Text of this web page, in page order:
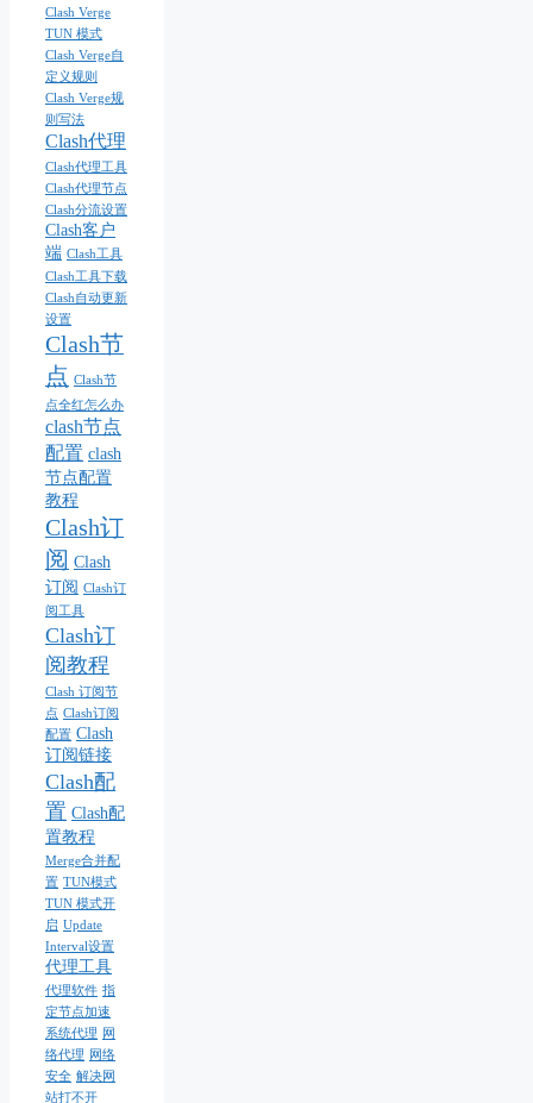
Clash Verge
TUN 模式
Clash Verge自
定义规则
Clash Verge规
则写法
Clash代理
Clash代理工具
Clash代理节点
Clash分流设置
Clash客户
端 Clash工具
Clash工具下载
Clash自动更新
设置
Clash节
点 Clash节
点全红怎么办
clash节点
配置 clash
节点配置
教程
Clash订
阅 Clash
订阅 Clash订
阅工具
Clash订
阅教程
Clash 订阅节
点 Clash订阅
配置 Clash
订阅链接
Clash配
置 Clash配
置教程
Merge合并配
置 TUN模式
TUN 模式开
启 Update
Interval设置
代理工具
代理软件 指
定节点加速
系统代理
网
络代理
网络
安全 解决网
站打不开